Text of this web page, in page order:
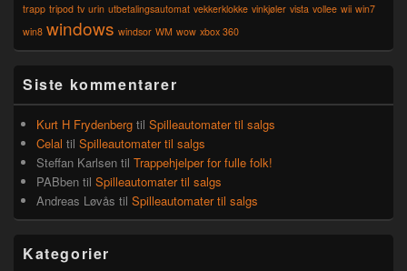
trapp tripod tv urin utbetalingsautomat vekkerklokke vinkjøler vista vollee wii win7
win8 windows windsor WM wow xbox 360
Siste kommentarer
Kurt H Frydenberg til Spilleautomater til salgs
Celal til Spilleautomater til salgs
Steffan Karlsen til Trappehjelper for fulle folk!
PABben til Spilleautomater til salgs
Andreas Løvås til Spilleautomater til salgs
Kategorier